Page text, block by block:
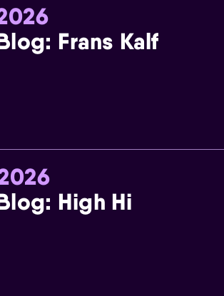
Frans Kalf
High Hi